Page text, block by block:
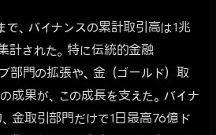
、バイナンスの累計取引高は1兆
計された。特に伝統的金融
部門の拡張や、金（ゴールド）取
成果が、この成長を支えた。バイナ
金取引部門だけで1日最高76億ド